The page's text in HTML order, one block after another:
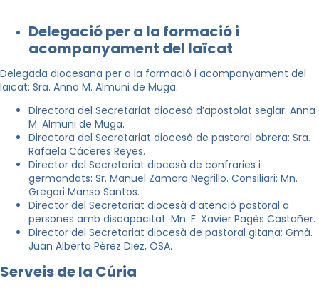
Delegació per a la formació i
acompanyament del laïcat
Delegada diocesana per a la formació i acompanyament del
laïcat: Sra. Anna M. Almuni de Muga.
Directora del Secretariat diocesà d’apostolat seglar: Anna
M. Almuni de Muga.
Directora del Secretariat diocesà de pastoral obrera: Sra.
Rafaela Cáceres Reyes.
Director del Secretariat diocesà de confraries i
germandats: Sr. Manuel Zamora Negrillo. Consiliari: Mn.
Gregori Manso Santos.
Director del Secretariat diocesà d’atenció pastoral a
persones amb discapacitat: Mn. F. Xavier Pagès Castañer.
Director del Secretariat diocesà de pastoral gitana: Gmà.
Juan Alberto Pérez Diez, OSA.
Serveis de la Cúria